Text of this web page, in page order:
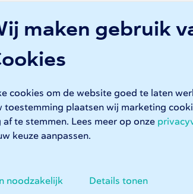
maken gebruik
cookies om de website goed te laten
toestemming plaatsen wij marketing
te stemmen. Lees meer op onze
keuze aanpassen.
noodzakelijk Details tonen
een maximale dikte van 25 mm. Daarbij
per metaalsoort.
hier meer informatie over
en ziet u welke diktes en afmetingen
op met onzeCustomer Service. We